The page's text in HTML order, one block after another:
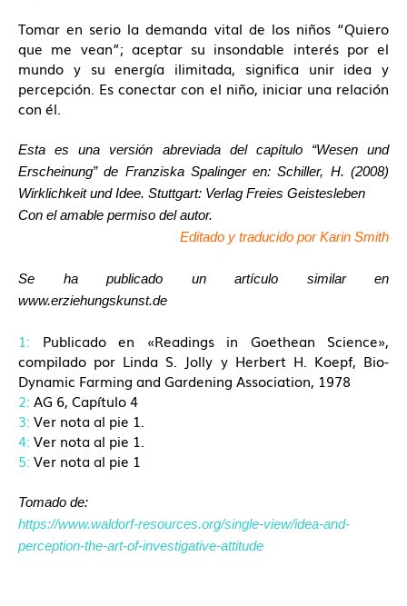
Tomar en serio la demanda vital de los niños “Quiero
que me vean”; aceptar su insondable interés por el
mundo y su energía ilimitada, significa unir idea y
percepción. Es conectar con el niño, iniciar una relación
con él.
Esta es una versión abreviada del capítulo “Wesen und
Erscheinung” de Franziska Spalinger en: Schiller, H. (2008)
Wirklichkeit und Idee. Stuttgart: Verlag Freies Geistesleben
Con el amable permiso del autor.
Editado y traducido por Karin Smith
Se ha publicado un artículo similar en
www.erziehungskunst.de
1:
Publicado en «Readings in Goethean Science»,
compilado por Linda S. Jolly y Herbert H. Koepf, Bio-
Dynamic Farming and Gardening Association, 1978
2: AG 6, Capítulo 4
3: Ver nota al pie 1.
4: Ver nota al pie 1.
5: Ver nota al pie 1
Tomado de:
https://www.waldorf-resources.org/single-view/idea-and-
perception-the-art-of-investigative-attitude